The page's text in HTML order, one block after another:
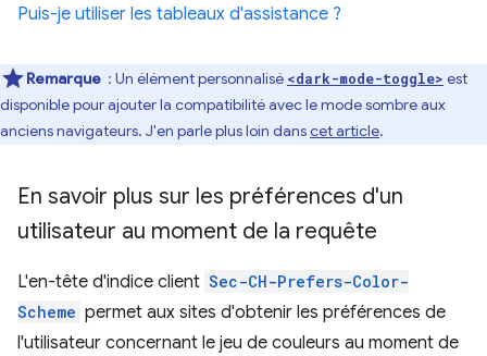
Puis-je utiliser les tableaux d'assistance ?
Remarque : Un élément personnalisé <dark-mode-toggle> est
disponible pour ajouter la compatibilité avec le mode sombre aux
anciens navigateurs. J'en parle plus loin danscet article.
En savoir plus sur les préférences d'un
utilisateur au moment de la requête
L'en-tête d'indice client Sec-CH-Prefers-Color-
Scheme permet aux sites d'obtenir les préférences de
l'utilisateur concernant le jeu de couleurs au moment de